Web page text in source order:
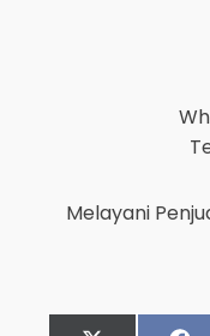
Melayani